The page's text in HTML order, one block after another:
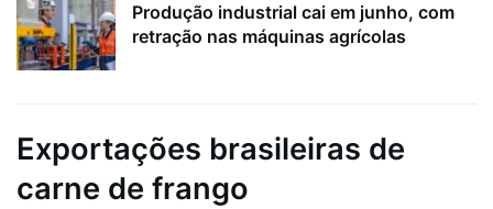
Produção industrial cai em junho, com
retração nas máquinas agrícolas
Exportações brasileiras de
carne de frango